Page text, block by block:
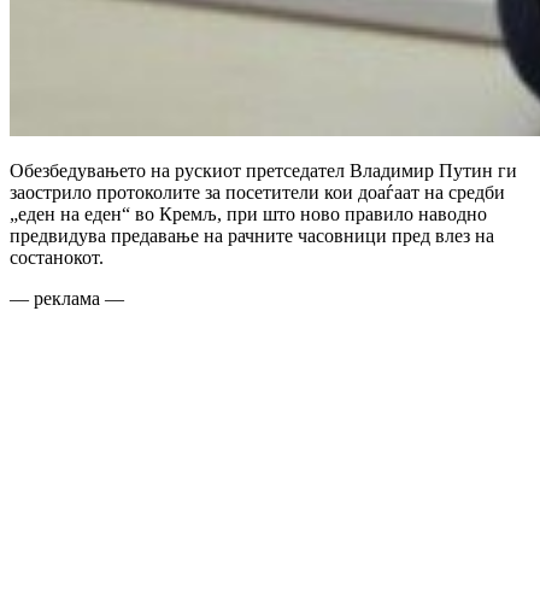
Обезбедувањето на рускиот претседател Владимир Путин ги
заострило протоколите за посетители кои доаѓаат на средби
„еден на еден“ во Кремљ, при што ново правило наводно
предвидува предавање на рачните часовници пред влез на
состанокот.
— реклама —